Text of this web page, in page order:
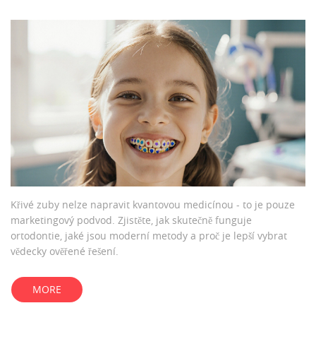
Křivé zuby nelze napravit kvantovou medicínou - to je pouze
marketingový podvod. Zjistěte, jak skutečně funguje
ortodontie, jaké jsou moderní metody a proč je lepší vybrat
vědecky ověřené řešení.
MORE